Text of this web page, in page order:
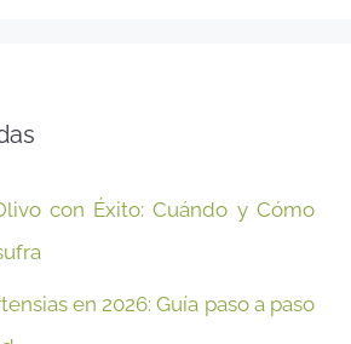
con Éxito: Cuándo y Cómo
en 2026: Guía paso a paso